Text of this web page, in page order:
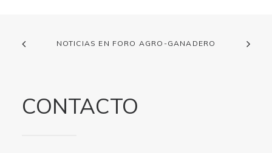
NOTICIAS EN FORO AGRO-GANADERO
CONTACTO